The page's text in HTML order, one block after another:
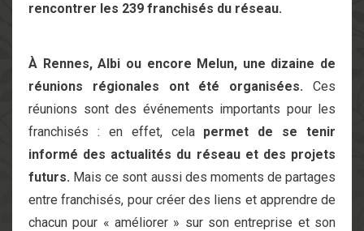
rencontrer les 239 franchisés du réseau.
À Rennes, Albi ou encore Melun, une dizaine de
réunions régionales ont été organisées. Ces
réunions sont des événements importants pour les
franchisés : en effet, celapermet de se tenir
informé des actualités du réseau et des projets
futurs. Mais ce sont aussi des moments de partages
entre franchisés, pour créer des liens et apprendre de
chacun pour « améliorer » sur son entreprise et son